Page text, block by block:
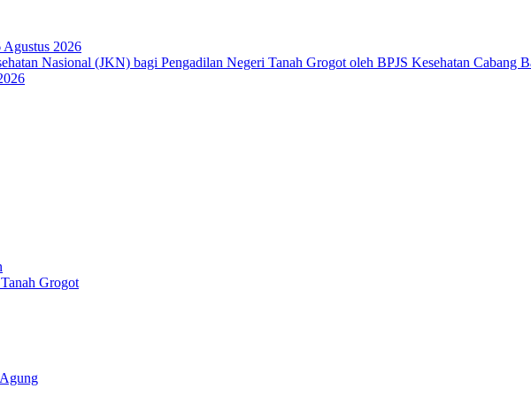
2026
Nasional (JKN) bagi Pengadilan Negeri Tanah Grogot oleh BPJS Kesehatan Cabang
Grogot